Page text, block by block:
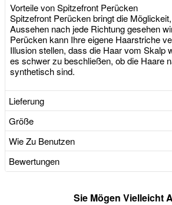
Vorteile von Spitzefront Perücken
Spitzefront Perücken bringt die
Aussehen nach jede Richtung gesehen
Perücken kann Ihre eigene Haarstriche
Illusion stellen, dass die Haar vom Skalp
es schwer zu beschließen, ob die Haare
synthetisch sind.
Lieferung
Größe
Wie Zu Benutzen
Bewertungen
Sie Mögen Vielleicht